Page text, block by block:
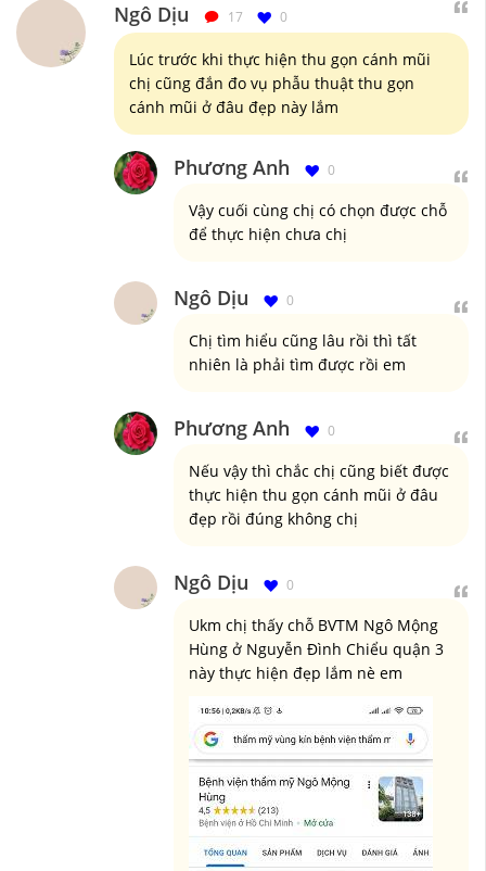
Ngô Dịu 17 0
Lúc trước khi thực hiện thu gọn cánh mũi
chị cũng đắn đo vụ phẫu thuật thu gọn
cánh mũi ở đâu đẹp này lắm
Phương Anh 0
Vậy cuối cùng chị có chọn được chỗ
để thực hiện chưa chị
Ngô Dịu 0
Chị tìm hiểu cũng lâu rồi thì tất
nhiên là phải tìm được rồi em
Phương Anh 0
Nếu vậy thì chắc chị cũng biết được
thực hiện thu gọn cánh mũi ở đâu
đẹp rồi đúng không chị
Ngô Dịu 0
Ukm chị thấy chỗ BVTM Ngô Mộng
Hùng ở Nguyễn Đình Chiểu quận 3
này thực hiện đẹp lắm nè em